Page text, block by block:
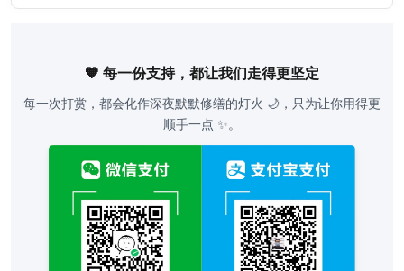
🧡 每一份支持，都让我们走得更坚定
每一次打赏，都会化作深夜默默修缮的灯火 🌙，只为让你用得更
顺手一点 ✨。